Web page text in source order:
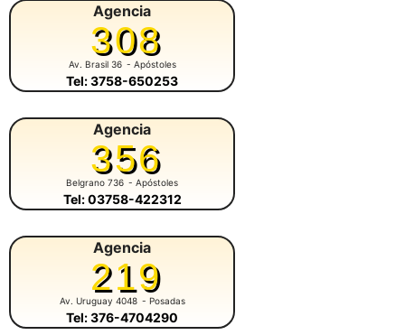
Agencia
308
Av. Brasil 36 - Apóstoles
Tel: 3758-650253
Agencia
356
Belgrano 736 - Apóstoles
Tel: 03758-422312
Agencia
219
Av. Uruguay 4048 - Posadas
Tel: 376-4704290